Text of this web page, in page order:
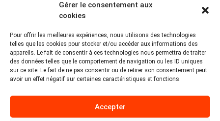
Gérer le consentement aux
cookies
Pour offrir les meilleures expériences, nous utilisons des technologies
telles que les cookies pour stocker et/ou accéder aux informations des
appareils. Le fait de consentir à ces technologies nous permettra de traiter
des données telles que le comportement de navigation ou les ID uniques
sur ce site. Le fait de ne pas consentir ou de retirer son consentement peut
avoir un effet négatif sur certaines caractéristiques et fonctions.
Accepter
PA Keneach Ouest - 5 rue de Belle-Île - 56400
contact@logiciels-etiquettes.com
09 71 37 25 93